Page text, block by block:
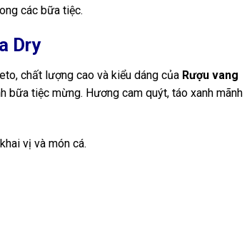
các bữa tiệc.
Dry
chất lượng cao và kiểu dáng của Rượu vang
bữa tiệc mừng. Hương cam quýt, táo xanh mãnh
vị và món cá.